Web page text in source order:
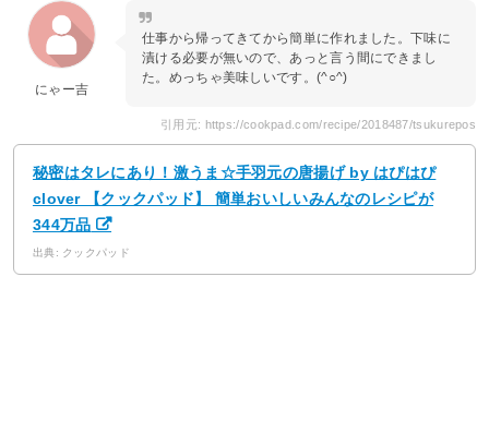
にゃー吉
仕事から帰ってきてから簡単に作れました。下味に
漬ける必要が無いので、あっと言う間にできまし
た。めっちゃ美味しいです。(^○^)
引用元: https://cookpad.com/recipe/2018487/tsukurepos
秘密はタレにあり！激うま☆手羽元の唐揚げ by はぴはぴ
clover 【クックパッド】 簡単おいしいみんなのレシピが
344万品
出典: クックパッド